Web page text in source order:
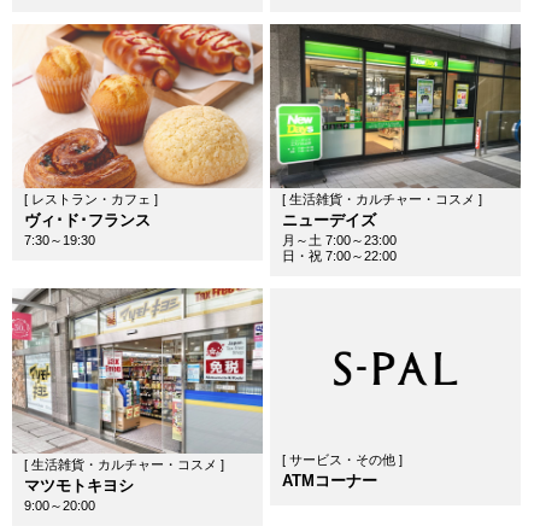
[ レストラン・カフェ ]
ヴィ･ド･フランス
7:30～19:30
[ 生活雑貨・カルチャー・コスメ ]
ニューデイズ
月～土 7:00～23:00
日・祝 7:00～22:00
[ 生活雑貨・カルチャー・コスメ ]
マツモトキヨシ
9:00～20:00
[ サービス・その他 ]
ATMコーナー